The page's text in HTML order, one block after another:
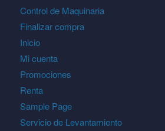
Control de Maquinaria
Finalizar compra
Inicio
Mi cuenta
Promociones
Renta
Sample Page
Servicio de Levantamiento